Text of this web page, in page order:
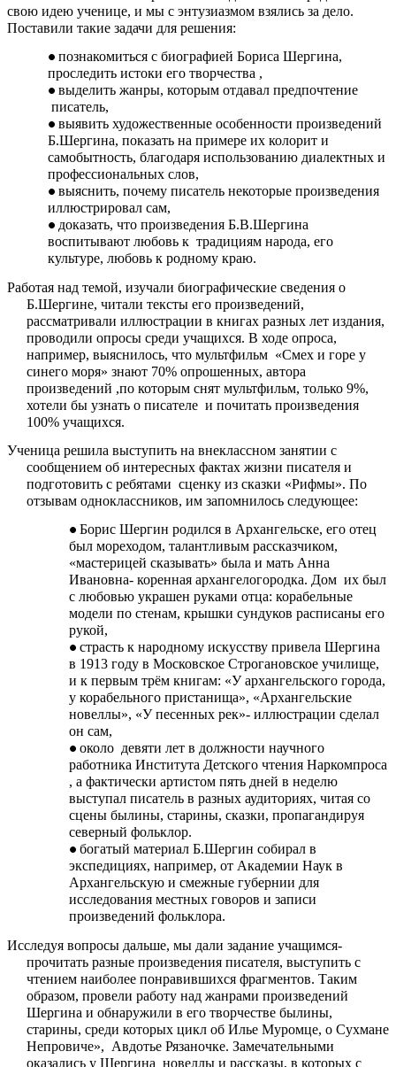
свою идею ученице, и мы с энтузиазмом взялись за дело.
Поставили такие задачи для решения:
познакомиться с биографией Бориса Шергина,
проследить истоки его творчества ,
выделить жанры, которым отдавал предпочтение
писатель,
выявить художественные особенности произведений
Б.Шергина, показать на примере их колорит и
самобытность, благодаря использованию диалектных и
профессиональных слов,
выяснить, почему писатель некоторые произведения
иллюстрировал сам,
доказать, что произведения Б.В.Шергина
воспитывают любовь к традициям народа, его
культуре, любовь к родному краю.
Работая над темой, изучали биографические сведения о
Б.Шергине, читали тексты его произведений,
рассматривали иллюстрации в книгах разных лет издания,
проводили опросы среди учащихся. В ходе опроса,
например, выяснилось, что мультфильм «Смех и горе у
синего моря» знают 70% опрошенных, автора
произведений ,по которым снят мультфильм, только 9%,
хотели бы узнать о писателе и почитать произведения
100% учащихся.
Ученица решила выступить на внеклассном занятии с
сообщением об интересных фактах жизни писателя и
подготовить с ребятами сценку из сказки «Рифмы». По
отзывам одноклассников, им запомнилось следующее:
Борис Шергин родился в Архангельске, его отец
был мореходом, талантливым рассказчиком,
«мастерицей сказывать» была и мать Анна
Ивановна- коренная архангелогородка. Дом их был
с любовью украшен руками отца: корабельные
модели по стенам, крышки сундуков расписаны его
рукой,
страсть к народному искусству привела Шергина
в 1913 году в Московское Строгановское училище,
и к первым трём книгам: «У архангельского города,
у корабельного пристанища», «Архангельские
новеллы», «У песенных рек»- иллюстрации сделал
он сам,
около девяти лет в должности научного
работника Института Детского чтения Наркомпроса
, а фактически артистом пять дней в неделю
выступал писатель в разных аудиториях, читая со
сцены былины, старины, сказки, пропагандируя
северный фольклор.
богатый материал Б.Шергин собирал в
экспедициях, например, от Академии Наук в
Архангельскую и смежные губернии для
исследования местных говоров и записи
произведений фольклора.
Исследуя вопросы дальше, мы дали задание учащимся-
прочитать разные произведения писателя, выступить с
чтением наиболее понравившихся фрагментов. Таким
образом, провели работу над жанрами произведений
Шергина и обнаружили в его творчестве былины,
старины, среди которых цикл об Илье Муромце, о Сухмане
Непровиче», Авдотье Рязаночке. Замечательными
оказались у Шергина новеллы и рассказы, в которых с